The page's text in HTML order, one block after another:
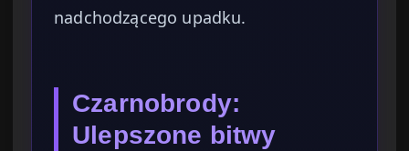
nadchodzącego upadku.
Czarnobrody:
Ulepszone bitwy